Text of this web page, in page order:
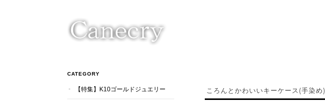
ころんとかわいいキーケース(手染め)
CATEGORY
【特集】K10ゴールドジュエリー